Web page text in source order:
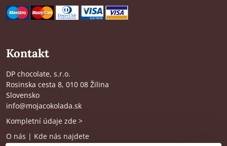
Kontakt
DP chocolate, s.r.o.
Rosinska cesta 8, 010 08 Žilina
Slovensko
info@mojacokolada.sk
Kompletní údaje zde >
O nás | Kde nás najdete